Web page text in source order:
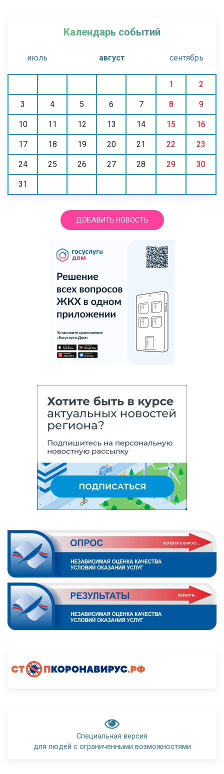
Календарь событий
июль август сентябрь
1 2
3 4 5 6 7 8 9
10 11 12 13 14 15 16
17 18 19 20 21 22 23
24 25 26 27 28 29 30
31
ДОБАВИТЬ НОВОСТЬ
Специальная версия
для людей с ограниченными возможностями